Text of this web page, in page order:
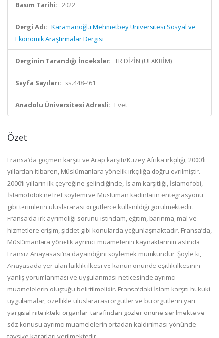
Basım Tarihi: 2022
Dergi Adı: Karamanoğlu Mehmetbey Üniversitesi Sosyal ve
Ekonomik Araştırmalar Dergisi
Derginin Tarandığı İndeksler: TR DİZİN (ULAKBİM)
Sayfa Sayıları: ss.448-461
Anadolu Üniversitesi Adresli: Evet
Özet
Fransa’da göçmen karşıtı ve Arap karşıtı/Kuzey Afrika ırkçılığı, 2000’li
yıllardan itibaren, Müslümanlara yönelik ırkçılığa doğru evrilmiştir.
2000’li yılların ilk çeyreğine gelindiğinde, İslam karşıtlığı, İslamofobi,
İslamofobik nefret söylemi ve Müslüman kadınların entegrasyonu
gibi terimlerin uluslararası örgütlerce kullanıldığı görülmektedir.
Fransa’da ırk ayrımcılığı sorunu istihdam, eğitim, barınma, mal ve
hizmetlere erişim, şiddet gibi konularda yoğunlaşmaktadır. Fransa’da,
Müslümanlara yönelik ayrımcı muamelenin kaynaklarının aslında
Fransız Anayasası’na dayandığını söylemek mümkündür. Şöyle ki,
Anayasada yer alan laiklik ilkesi ve kanun önünde eşitlik ilkesinin
yanlış yorumlanması ve uygulanması neticesinde ayrımcı
muamelelerin oluştuğu belirtilmelidir. Fransa’daki İslam karşıtı hukuki
uygulamalar, özellikle uluslararası örgütler ve bu örgütlerin yarı
yargısal nitelikteki organları tarafından gözler önüne serilmekte ve
söz konusu ayrımcı muamelelerin ortadan kaldırılması yönünde
tavsiye kararları verilmektedir.